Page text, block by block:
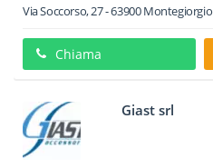
Via Soccorso, 27-63900Montegiorgio
Chiama
Giast srl